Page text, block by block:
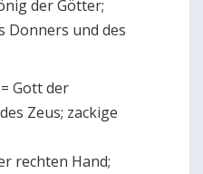
der Götter;
Donners und des
Gott der
Zeus; zackige
rechten Hand;